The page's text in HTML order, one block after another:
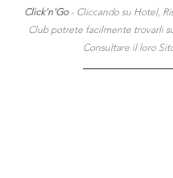
Click'n'Go - Cliccando su Hotel,
Club potrete facilmente trovarli
Consultare il loro